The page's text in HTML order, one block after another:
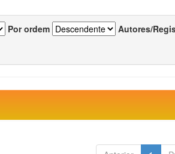
Por ordem Autores/